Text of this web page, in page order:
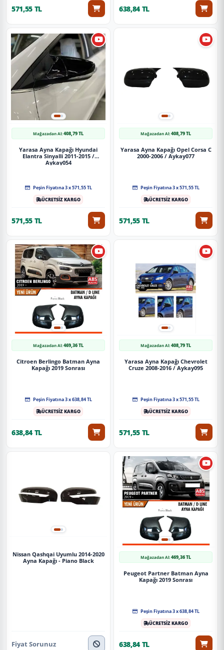
571,55 TL 638,84 TL
Mağazadan Al:408,79 TL
Yarasa Ayna Kapağı Hyundai
Elantra Sinyalli 2011-2015 /
Aykay054
Peşin Fiyatına 3 x 571,55 TL
ÜCRETSİZ KARGO
571,55 TL
Mağazadan Al:408,79 TL
Yarasa Ayna Kapağı Opel Corsa C
2000-2006 / Aykay077
Peşin Fiyatına 3 x 571,55 TL
ÜCRETSİZ KARGO
571,55 TL
Mağazadan Al:469,36 TL
Citroen Berlingo Batman Ayna
Kapağı 2019 Sonrası
Peşin Fiyatına 3 x 638,84 TL
ÜCRETSİZ KARGO
638,84 TL
Mağazadan Al:408,79 TL
Yarasa Ayna Kapağı Chevrolet
Cruze 2008-2016 / Aykay095
Peşin Fiyatına 3 x 571,55 TL
ÜCRETSİZ KARGO
571,55 TL
Nissan Qashqai Uyumlu 2014-2020
Ayna Kapağı - Piano Black
Fiyat Sorunuz
Mağazadan Al:469,36 TL
Peugeot Partner Batman Ayna
Kapağı 2019 Sonrası
Peşin Fiyatına 3 x 638,84 TL
ÜCRETSİZ KARGO
638,84 TL